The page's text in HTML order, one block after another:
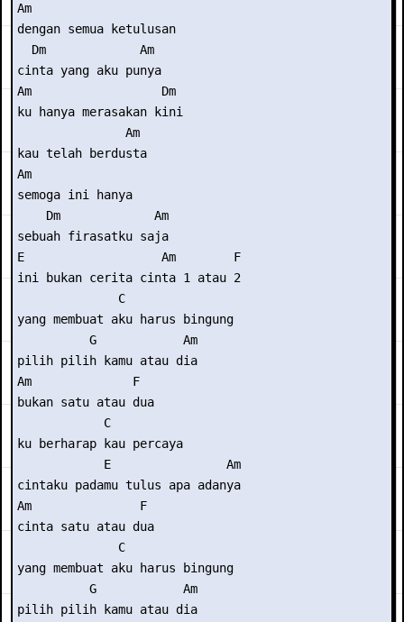
Am
dengan semua ketulusan
  Dm             Am
cinta yang aku punya
Am                  Dm
ku hanya merasakan kini
               Am
kau telah berdusta
Am
semoga ini hanya
    Dm             Am
sebuah firasatku saja
E                   Am        F
ini bukan cerita cinta 1 atau 2
              C
yang membuat aku harus bingung
          G            Am
pilih pilih kamu atau dia
Am              F
bukan satu atau dua
            C
ku berharap kau percaya
            E                Am
cintaku padamu tulus apa adanya
Am               F
cinta satu atau dua
              C
yang membuat aku harus bingung
          G            Am
pilih pilih kamu atau dia